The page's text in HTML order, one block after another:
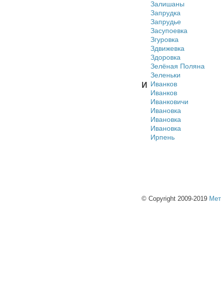
Залишаны
Запрудка
Запрудье
Засупоевка
Згуровка
Здвижевка
Здоровка
Зелёная Поляна
Зеленьки
И
Иванков
Иванков
Иванковичи
Ивановка
Ивановка
Ивановка
Ирпень
© Copyright 2009-2019